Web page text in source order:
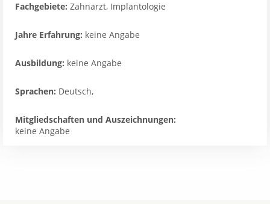
Fachgebiete: Zahnarzt, Implantologie
Jahre Erfahrung: keine Angabe
Ausbildung: keine Angabe
Sprachen: Deutsch,
Mitgliedschaften und Auszeichnungen:
keine Angabe